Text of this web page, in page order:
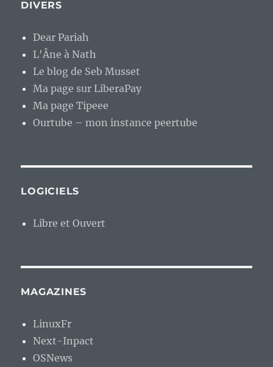
DIVERS
Dear Pariah
L'Âne à Nath
Le blog de Seb Musset
Ma page sur LiberaPay
Ma page Tipeee
Ourtube – mon instance peertube
LOGICIELS
Libre et Ouvert
MAGAZINES
LinuxFr
Next-Inpact
OSNews